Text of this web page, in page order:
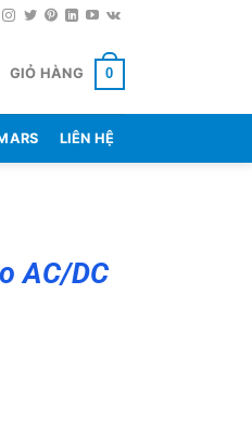
GIỎ HÀNG 0
LIÊN HỆ
AC/DC